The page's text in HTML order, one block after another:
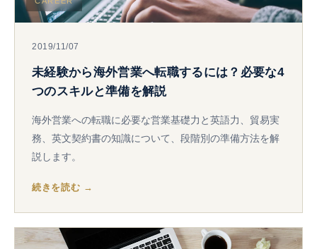
2019/11/07
未経験から海外営業へ転職するには？必要な4
つのスキルと準備を解説
海外営業への転職に必要な営業基礎力と英語力、貿易実
務、英文契約書の知識について、段階別の準備方法を解
説します。
続きを読む →